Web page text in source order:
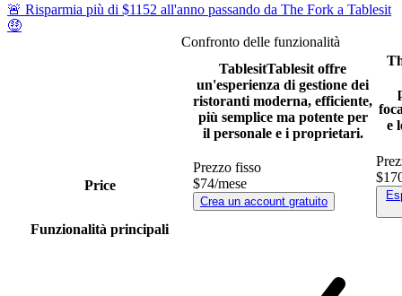
🚨 Risparmia più di $1152 all'anno passando da The Fork a Tablesit
🤑
Confronto delle funzionalità
TablesitTablesit offre
un'esperienza di gestione dei
ristoranti moderna, efficiente,
più semplice ma potente per
il personale e i proprietari.
e
Price
Prezzo fisso
$74/mese
Crea un account gratuito
Funzionalità principali